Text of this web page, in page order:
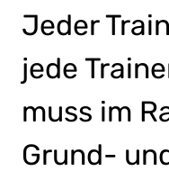
Jeder
jede
muss im
Grund-